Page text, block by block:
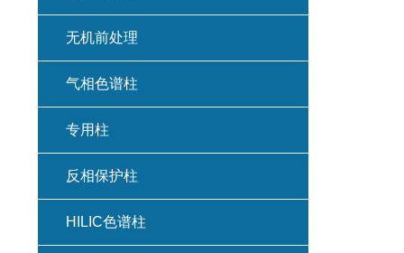
无机前处理
气相色谱柱
专用柱
反相保护柱
HILIC色谱柱